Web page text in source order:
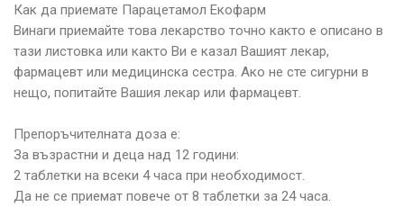
Как да приемате Парацетамол Екофарм
Винаги приемайте това лекарство точно както е описано в
тази листовка или както Ви е казал Вашият лекар,
фармацевт или медицинска сестра. Ако не сте сигурни в
нещо, попитайте Вашия лекар или фармацевт.
Препоръчителната доза е:
За възрастни и деца над 12 години:
2 таблетки на всеки 4 часа при необходимост.
Да не се приемат повече от 8 таблетки за 24 часа.